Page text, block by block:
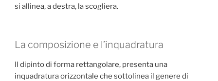
si allinea, a destra, la scogliera.
La composizione e l’inquadratura
Il dipinto di forma rettangolare, presenta una
inquadratura orizzontale che sottolinea il genere di